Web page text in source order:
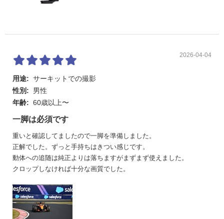
2026-04-04
用途: サーキットでの撮影
性別:
男性
年齢: 60歳以上〜
一脚は必須です
重いと確認してましたので一脚を準備しました。
正解でした。ずっと手持ちはきつい感じです。
動体への追随は純正よりは落ちますがまずまず使えました。
クロップしなければ十分な画質でした。